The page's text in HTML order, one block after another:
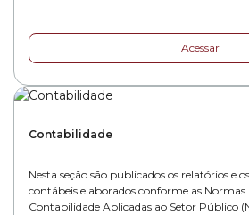
Acessar
Contabilidade
Nesta seção são publicados os relatórios e
contábeis elaborados conforme as Normas
Contabilidade Aplicadas ao Setor Público